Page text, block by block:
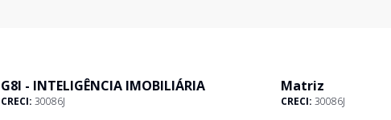
G8I - INTELIGÊNCIA IMOBILIÁRIA
CRECI: 30086J
Matriz
CRECI: 30086J